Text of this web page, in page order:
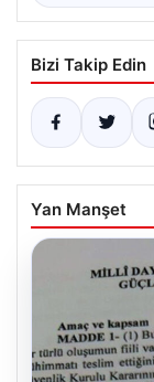
Bizi Takip Edin
Yan Manşet